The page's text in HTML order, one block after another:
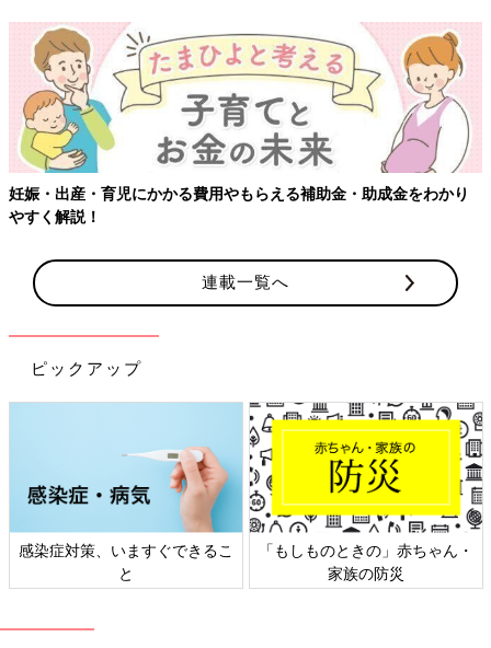
妊娠・出産・育児にかかる費用やもらえる補助金・助成金をわかり
やすく解説！
連載一覧へ
ピックアップ
感染症対策、いますぐできるこ
と
「もしものときの」赤ちゃん・
家族の防災